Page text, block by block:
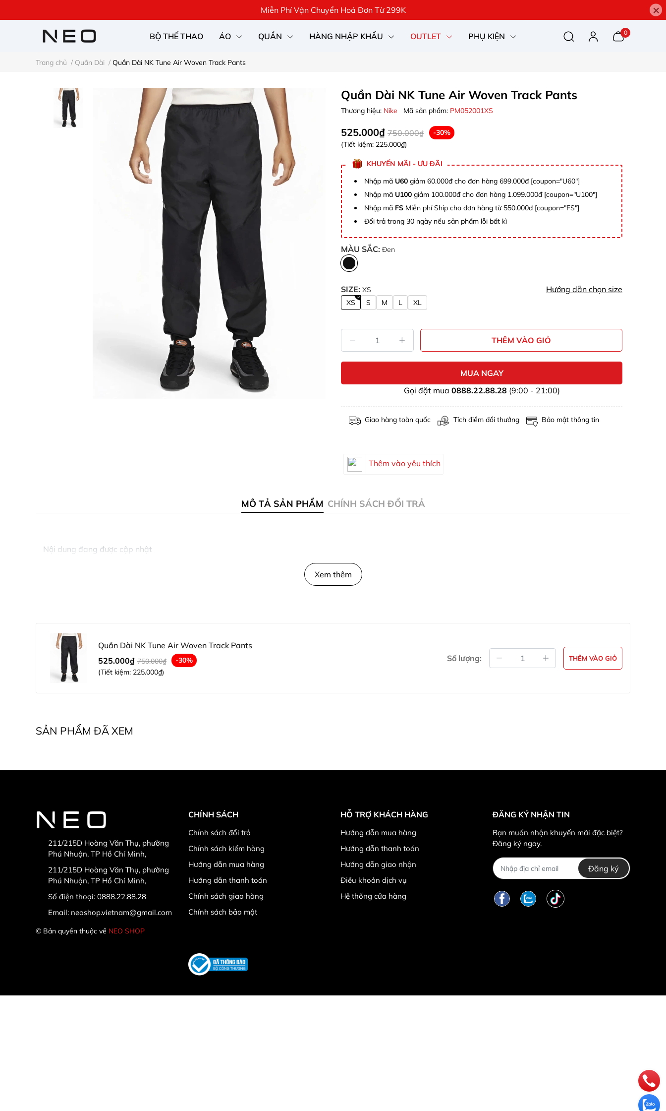
Miễn Phí Vận Chuyển Hoá Đơn Từ 299K ×
BỘ THỂ THAO ÁO QUẦN HÀNG NHẬP KHẨU OUTLET PHỤ KIỆN 0
Trang chủ / Quần Dài / Quần Dài NK Tune Air Woven Track Pants
Quần Dài NK Tune Air Woven Track Pants
Thương hiệu: Nike Mã sản phẩm: PM052001XS
525.000₫ 750.000₫
-30%
(Tiết kiệm: 225.000₫)
KHUYẾN MÃI - ƯU ĐÃI
Nhập mã U60 giảm 60.000đ cho đơn hàng 699.000đ [coupon="U60"]
Nhập mã U100 giảm 100.000đ cho đơn hàng 1.099.000đ [coupon="U100"]
Nhập mã FS Miễn phí Ship cho đơn hàng từ 550.000đ [coupon="FS"]
Đổi trả trong 30 ngày nếu sản phẩm lỗi bất kì
MÀU SẮC: Đen
SIZE: XS Hướng dẫn chọn size
XS S M L XL
THÊM VÀO GIỎ
MUA NGAY
Gọi đặt mua 0888.22.88.28 (9:00 - 21:00)
Giao hàng toàn quốc Tích điểm đổi thưởng Bảo mật thông tin
Thêm vào yêu thích
MÔ TẢ SẢN PHẨM CHÍNH SÁCH ĐỔI TRẢ
Nội dung đang được cập nhật
Xem thêm
Quần Dài NK Tune Air Woven Track Pants
525.000₫ 750.000₫
-30%
(Tiết kiệm: 225.000₫)
Số lượng: THÊM VÀO GIỎ
SẢN PHẨM ĐÃ XEM
211/215D Hoàng Văn Thụ, phường
Phú Nhuận, TP Hồ Chí Minh,
211/215D Hoàng Văn Thụ, phường
Phú Nhuận, TP Hồ Chí Minh,
Số điện thoại: 0888.22.88.28
Email: neoshop.vietnam@gmail.com
© Bản quyền thuộc về NEO SHOP
CHÍNH SÁCH
Chính sách đổi trả
Chính sách kiểm hàng
Hướng dẫn mua hàng
Hướng dẫn thanh toán
Chính sách giao hàng
Chính sách bảo mật
HỖ TRỢ KHÁCH HÀNG
Hướng dẫn mua hàng
Hướng dẫn thanh toán
Hướng dẫn giao nhận
Điều khoản dịch vụ
Hệ thống cửa hàng
ĐĂNG KÝ NHẬN TIN
Bạn muốn nhận khuyến mãi đặc biệt?
Đăng ký ngay.
Đăng ký